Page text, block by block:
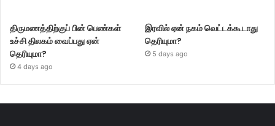
திருமணத்திற்குப் பின் பெண்கள்
உச்சி திலகம் வைப்பது ஏன்
தெரியுமா?
4 days ago
இரவில் ஏன் நகம் வெட்டக்கூடாது
தெரியுமா?
5 days ago